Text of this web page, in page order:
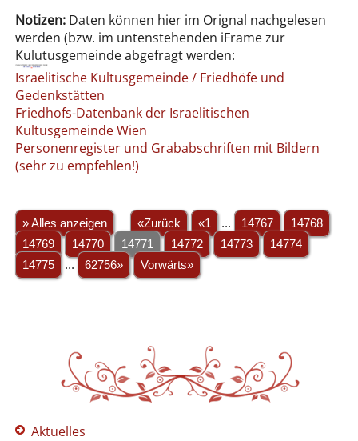
Notizen:Daten können hier im Orignal nachgelesen
werden (bzw. im untenstehenden iFrame zur
Kulutusgemeinde abgefragt werden:
Israelitische Kultusgemeinde / Friedhöfe und
Gedenkstätten
Friedhofs-Datenbank der Israelitischen
Kultusgemeinde Wien
Personenregister und Grababschriften mit Bildern
(sehr zu empfehlen!)
» Alles anzeigen «Zurück «1 ... 14767
14768
14769
14770 14771 14772 14773
14774
14775
... 62756» Vorwärts»
Aktuelles